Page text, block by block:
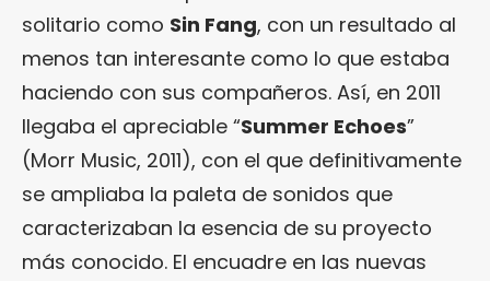
solitario como Sin Fang, con un resultado al
menos tan interesante como lo que estaba
haciendo con sus compañeros. Así, en 2011
llegaba el apreciable “Summer Echoes”
(Morr Music, 2011), con el que definitivamente
se ampliaba la paleta de sonidos que
caracterizaban la esencia de su proyecto
más conocido. El encuadre en las nuevas